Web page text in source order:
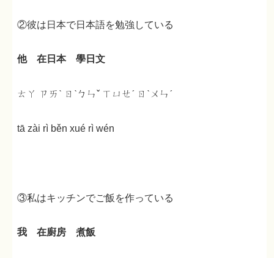
②彼は日本で日本語を勉強している
他 在日本 學日文
ㄊㄚ ㄗㄞˋ ㄖˋㄅㄣˇ ㄒㄩㄝˊ ㄖˋㄨㄣˊ
tā zài rì běn xué rì wén
③私はキッチンでご飯を作っている
我 在廚房 煮飯